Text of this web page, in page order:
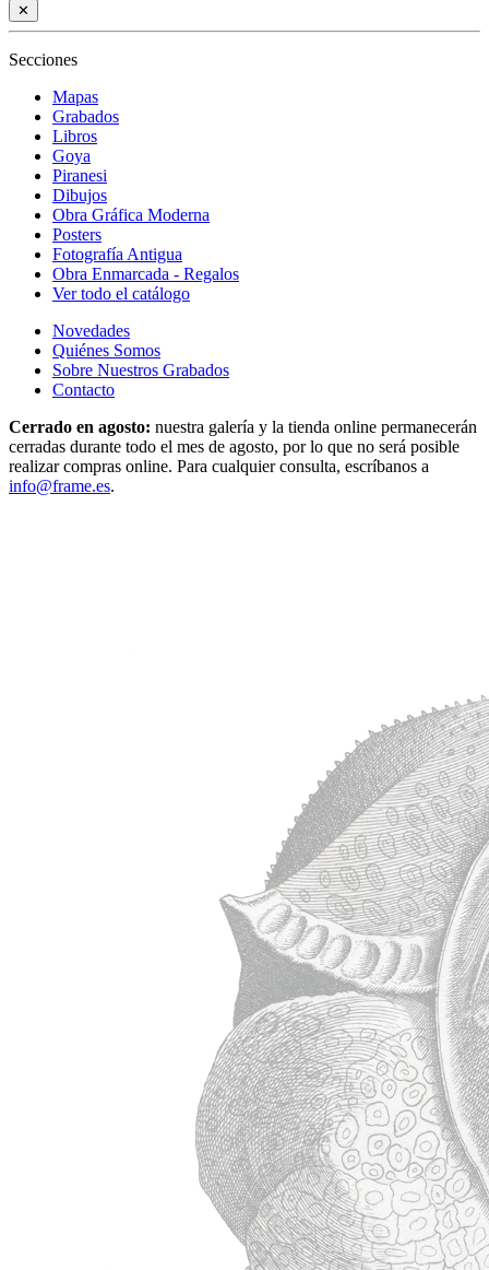
✕
Secciones
Mapas
Grabados
Libros
Goya
Piranesi
Dibujos
Obra Gráfica Moderna
Posters
Fotografía Antigua
Obra Enmarcada - Regalos
Ver todo el catálogo
Novedades
Quiénes Somos
Sobre Nuestros Grabados
Contacto
Cerrado en agosto: nuestra galería y la tienda online permanecerán
cerradas durante todo el mes de agosto, por lo que no será posible
realizar compras online. Para cualquier consulta, escríbanos a
info@frame.es.